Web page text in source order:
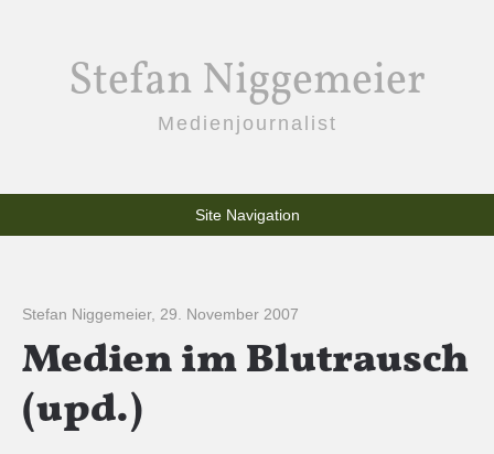
Stefan Niggemeier
Medienjournalist
Site Navigation
Stefan Niggemeier, 29. November 2007
Medien im Blutrausch
(upd.)